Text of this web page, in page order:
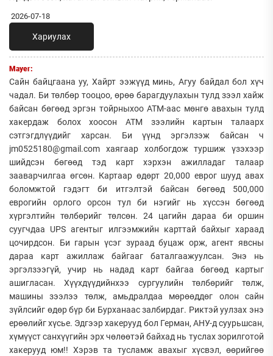
2026-07-18
Хариулах
Mayer:
Сайн байцгаана уу, Хайрт ээжүүд минь, Агуу байдал бол хүч
чадал. Би төлбөр тооцоо, өрөө барагдуулахын тулд зээл хайж
байсан бөгөөд эргэн тойрныхоо АТМ-аас мөнгө авахын тулд
хакердаж болох хоосон АТМ зээлийн картын талаарх
сэтгэгдлүүдийг харсан. Би үүнд эргэлзэж байсан ч
jm0525180@gmail.com хаягаар холбогдож туршиж үзэхээр
шийдсэн бөгөөд тэд карт хэрхэн ажилладаг талаар
зааварчилгаа өгсөн. Картаар өдөрт 20,000 еврог шууд авах
боломжтой гэдэгт би итгэлтэй байсан бөгөөд 500,000
еврогийн орлого орсон тул би нэгийг нь хүссэн бөгөөд
хүргэлтийн төлбөрийг төлсөн. 24 цагийн дараа би оршин
суугчдаа UPS агентыг илгээмжийн карттай байхыг хараад
цочирдсон. Би гарын үсэг зураад буцаж орж, агент явсны
дараа карт ажиллаж байгааг баталгаажуулсан. Энэ нь
эргэлзээгүй, учир нь надад карт байгаа бөгөөд картыг
ашигласан. Хүүхдүүдийнхээ сургуулийн төлбөрийг төлж,
машины зээлээ төлж, амьдралдаа мөрөөддөг олон сайн
зүйлсийг өдөр бүр би Бурханаас залбирдаг. Риктэй уулзах энэ
ерөөлийг хүсье. Эдгээр хакерууд бол Герман, АНУ-д суурьшсан,
хүмүүст санхүүгийн эрх чөлөөтэй байхад нь туслах зорилготой
хакерууд юм!! Хэрэв та тусламж авахыг хүсвэл, өөрийгөө